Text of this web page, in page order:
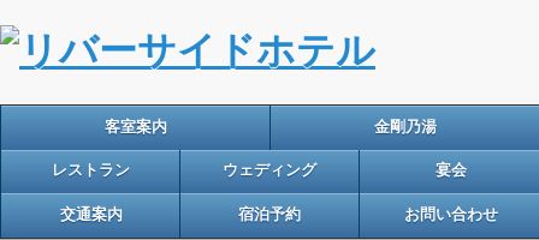
客室案内 金剛乃湯
レストラン ウェディング 宴会
交通案内 宿泊予約 お問い合わせ